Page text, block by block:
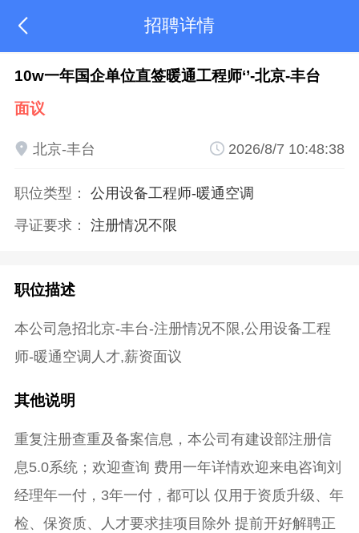
 招聘详情
10w一年国企单位直签暖通工程师‘’-北京-丰台
面议
 北京-丰台  2026/8/7 10:48:38
职位类型： 公用设备工程师-暖通空调
寻证要求： 注册情况不限
职位描述
本公司急招北京-丰台-注册情况不限,公用设备工程
师-暖通空调人才,薪资面议
其他说明
重复注册查重及备案信息，本公司有建设部注册信
息5.0系统；欢迎查询 费用一年详情欢迎来电咨询刘
经理年一付，3年一付，都可以 仅用于资质升级、年
检、保资质、人才要求挂项目除外 提前开好解聘正